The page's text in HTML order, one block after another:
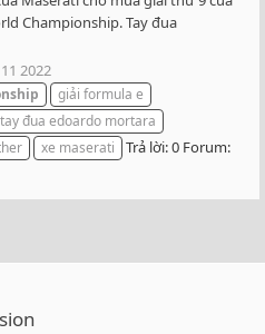
Championship. Tay đua
2022
giải formula e
tay đua edoardo mortara
xe maserati Trả lời: 0 Forum: